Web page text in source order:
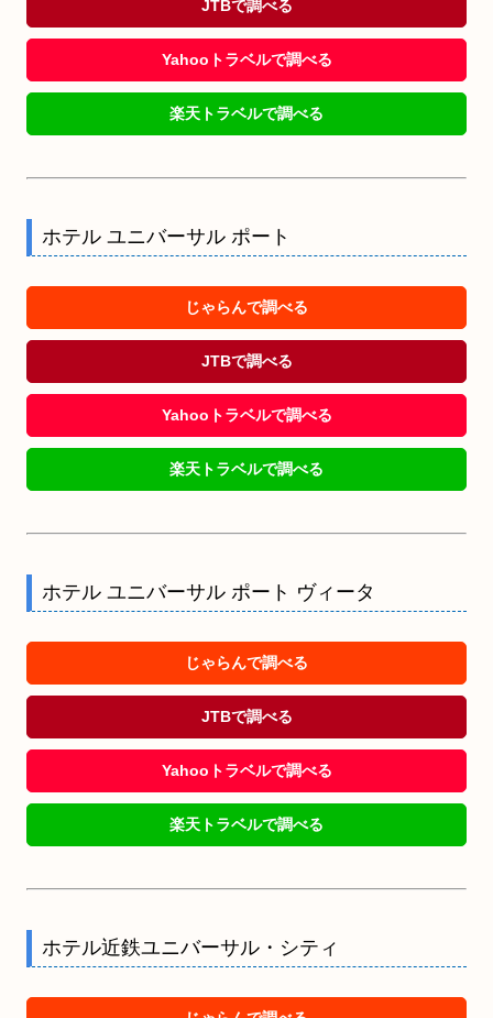
JTBで調べる
Yahooトラベルで調べる
楽天トラベルで調べる
ホテル ユニバーサル ポート
じゃらんで調べる
JTBで調べる
Yahooトラベルで調べる
楽天トラベルで調べる
ホテル ユニバーサル ポート ヴィータ
じゃらんで調べる
JTBで調べる
Yahooトラベルで調べる
楽天トラベルで調べる
ホテル近鉄ユニバーサル・シティ